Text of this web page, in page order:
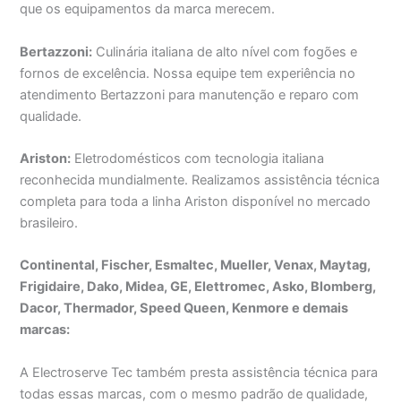
que os equipamentos da marca merecem.
Bertazzoni: Culinária italiana de alto nível com fogões e
fornos de excelência. Nossa equipe tem experiência no
atendimento Bertazzoni para manutenção e reparo com
qualidade.
Ariston: Eletrodomésticos com tecnologia italiana
reconhecida mundialmente. Realizamos assistência técnica
completa para toda a linha Ariston disponível no mercado
brasileiro.
Continental, Fischer, Esmaltec, Mueller, Venax, Maytag,
Frigidaire, Dako, Midea, GE, Elettromec, Asko, Blomberg,
Dacor, Thermador, Speed Queen, Kenmore e demais
marcas:
A Electroserve Tec também presta assistência técnica para
todas essas marcas, com o mesmo padrão de qualidade,